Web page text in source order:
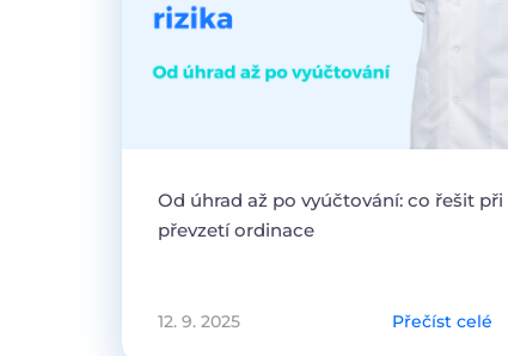
Od úhrad až po vyúčtování: co řešit při
převzetí ordinace
12. 9. 2025 Přečíst celé